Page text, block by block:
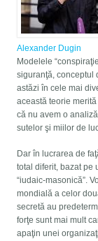
Alexander Dugin
Modelele
siguranţă, conceptul
astăzi în cele mai
această teorie
că nu avem o
sutelor şi miilor de
Dar în lucrarea de
total diferit, bazat pe
“iudaic-masonică”.
mondială a celor
secretă au
forţe sunt mai mult
apaţin unei